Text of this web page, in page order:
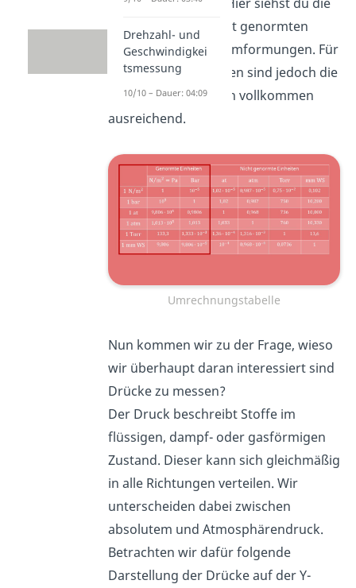
genormten und nicht genormten
Einheiten und ihre Umformungen. Für
unsere Betrachtungen sind jedoch die
genormten Einheiten vollkommen
ausreichend.
Umrechnungstabelle
Nun kommen wir zu der Frage, wieso
wir überhaupt daran interessiert sind
Drücke zu messen?
Der Druck beschreibt Stoffe im
flüssigen, dampf- oder gasförmigen
Zustand. Dieser kann sich gleichmäßig
in alle Richtungen verteilen. Wir
unterscheiden dabei zwischen
absolutem und Atmosphärendruck.
Betrachten wir dafür folgende
Darstellung der Drücke auf der Y-
Drehzahl- und
Geschwindigkei
tsmessung
10/10 – Dauer: 04:09